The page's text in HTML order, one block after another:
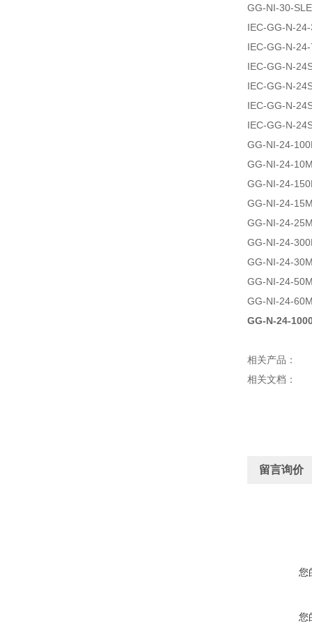
GG-NI-30-
IEC-GG-N-
IEC-GG-N-
IEC-GG-N-
IEC-GG-N-
IEC-GG-N-
IEC-GG-N-
GG-NI-24-
GG-NI-24-
GG-NI-24-
GG-NI-24-
GG-NI-24-
GG-NI-24-
GG-NI-24-
GG-NI-24-
GG-NI-24-
GG-N-24-
相关产品：
相关文档：
留言询价
您
您